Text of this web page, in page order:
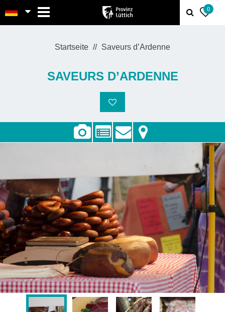
0
Startseite Saveurs d’Ardenne
SAVEURS D’ARDENNE